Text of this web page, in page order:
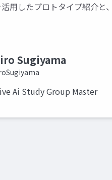
用したプロトタイプ紹介
Sugiyama
Ai Study Group Master